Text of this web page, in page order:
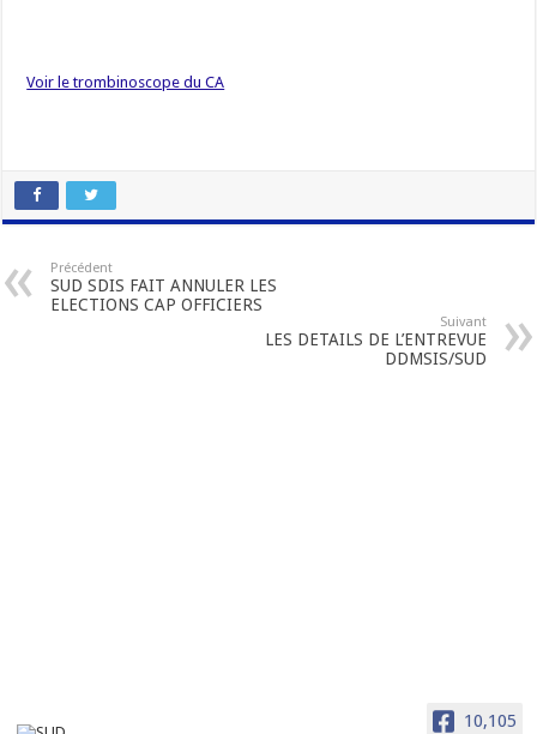
Voir le trombinoscope du CA
Précédent
SUD SDIS FAIT ANNULER LES
ELECTIONS CAP OFFICIERS
Suivant
LES DETAILS DE L’ENTREVUE
DDMSIS/SUD
10,105